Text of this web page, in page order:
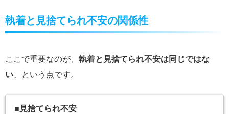
執着と見捨てられ不安の関係性
ここで重要なのが、 執着と見捨てられ不安は同じではな
い 、という点です。
■ 見捨てられ不安